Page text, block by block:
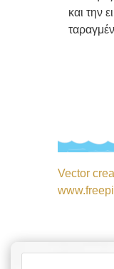
και την
Vector